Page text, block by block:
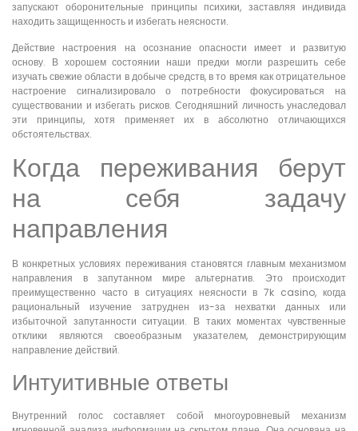
запускают оборонительные принципы психики, заставляя индивида
находить защищенность и избегать неясности.
Действие настроения на осознание опасности имеет и развитую
основу. В хорошем состоянии наши предки могли разрешить себе
изучать свежие области в добыче средств, в то время как отрицательное
настроение сигнализировало о потребности фокусироваться на
существовании и избегать рисков. Сегодняшний личность унаследовал
эти принципы, хотя применяет их в абсолютно отличающихся
обстоятельствах.
Когда переживания берут
на себя задачу
направления
В конкретных условиях переживания становятся главным механизмом
направления в запутанном мире альтернатив. Это происходит
преимущественно часто в ситуациях неясности в 7k casino, когда
рациональный изучение затруднен из-за нехватки данных или
избыточной запутанности ситуации. В таких моментах чувственные
отклики являются своеобразным указателем, демонстрирующим
направление действий.
Интуитивные ответы
Внутренний голос составляет собой многоуровневый механизм